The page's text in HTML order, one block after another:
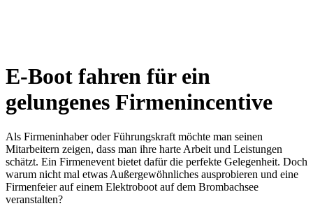
E-Boot fahren für ein
gelungenes Firmenincentive
Als Firmeninhaber oder Führungskraft möchte man seinen
Mitarbeitern zeigen, dass man ihre harte Arbeit und Leistungen
schätzt. Ein Firmenevent bietet dafür die perfekte Gelegenheit. Doch
warum nicht mal etwas Außergewöhnliches ausprobieren und eine
Firmenfeier auf einem Elektroboot auf dem Brombachsee
veranstalten?